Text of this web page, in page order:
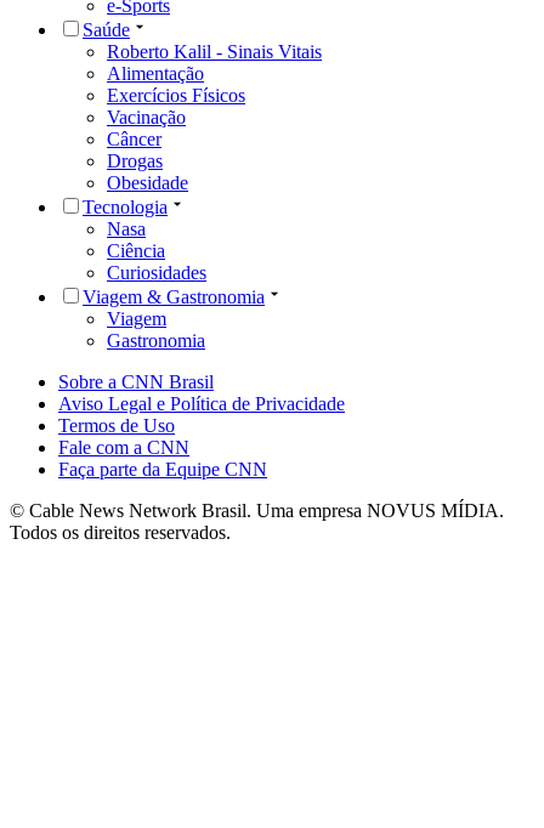
e-Sports
Saúde
Roberto Kalil - Sinais Vitais
Alimentação
Exercícios Físicos
Vacinação
Câncer
Drogas
Obesidade
Tecnologia
Nasa
Ciência
Curiosidades
Viagem & Gastronomia
Viagem
Gastronomia
Sobre a CNN Brasil
Aviso Legal e Política de Privacidade
Termos de Uso
Fale com a CNN
Faça parte da Equipe CNN
© Cable News Network Brasil. Uma empresa NOVUS MÍDIA.
Todos os direitos reservados.